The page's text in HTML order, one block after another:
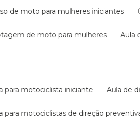
de moto para mulheres iniciantes
de moto para mulheres
para motociclista iniciante aula de
para motociclistas de direção